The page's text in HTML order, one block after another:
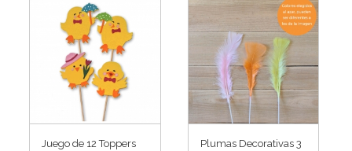
Juego de 12 Toppers
Plumas Decorativas 3